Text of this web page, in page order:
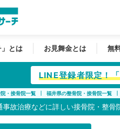
」とは お見舞金とは 無
LINE登録者限定！
・接骨院一覧 福井県の整骨院・接骨院一覧
事故治療などに詳しい接骨院・整骨